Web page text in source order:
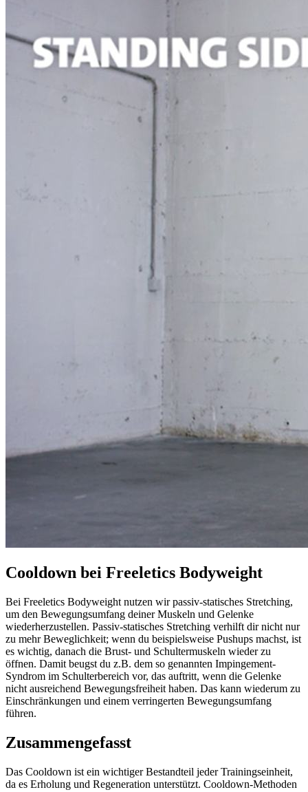
Cooldown bei Freeletics Bodyweight
Bei Freeletics Bodyweight nutzen wir passiv-statisches Stretching,
um den Bewegungsumfang deiner Muskeln und Gelenke
wiederherzustellen. Passiv-statisches Stretching verhilft dir nicht nur
zu mehr Beweglichkeit; wenn du beispielsweise Pushups machst, ist
es wichtig, danach die Brust- und Schultermuskeln wieder zu
öffnen. Damit beugst du z.B. dem so genannten Impingement-
Syndrom im Schulterbereich vor, das auftritt, wenn die Gelenke
nicht ausreichend Bewegungsfreiheit haben. Das kann wiederum zu
Einschränkungen und einem verringerten Bewegungsumfang
führen.
Zusammengefasst
Das Cooldown ist ein wichtiger Bestandteil jeder Trainingseinheit,
da es Erholung und Regeneration unterstützt. Cooldown-Methoden